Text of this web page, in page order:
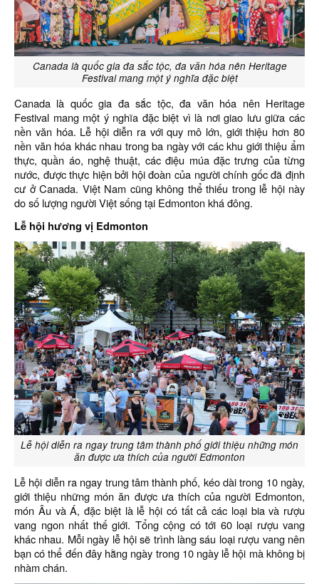
Canada là quốc gia đa sắc tộc, đa văn hóa nên Heritage
Festival mang một ý nghĩa đặc biệt
Canada là quốc gia đa sắc tộc, đa văn hóa nên Heritage
Festival mang một ý nghĩa đặc biệt vì là nơi giao lưu giữa các
nền văn hóa. Lễ hội diễn ra với quy mô lớn, giới thiệu hơn 80
nền văn hóa khác nhau trong ba ngày với các khu giới thiệu ẩm
thực, quần áo, nghệ thuật, các điệu múa đặc trưng của từng
nước, được thực hiện bởi hội đoàn của người chính gốc đã định
cư ở Canada. Việt Nam cũng không thể thiếu trong lễ hội này
do số lượng người Việt sống tại Edmonton khá đông.
Lễ hội hương vị Edmonton
Lễ hội diễn ra ngay trung tâm thành phố giới thiệu những món
ăn được ưa thích của người Edmonton
Lễ hội diễn ra ngay trung tâm thành phố, kéo dài trong 10 ngày,
giới thiệu những món ăn được ưa thích của người Edmonton,
món Âu và Á, đặc biệt là lễ hội có tất cả các loại bia và rượu
vang ngon nhất thế giới. Tổng cộng có tới 60 loại rượu vang
khác nhau. Mỗi ngày lễ hội sẽ trình làng sáu loại rượu vang nên
bạn có thể đến đây hằng ngày trong 10 ngày lễ hội mà không bị
nhàm chán.